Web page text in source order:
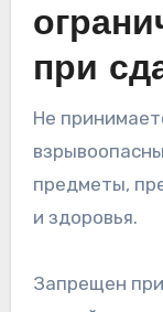
при
Не
предметы,
и здоровья.
Запрещен